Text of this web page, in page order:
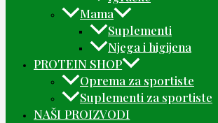
Mama
Suplementi
Njega i higijena
PROTEIN SHOP
Oprema za sportiste
Suplementi za sportiste
NAŠI PROIZVODI